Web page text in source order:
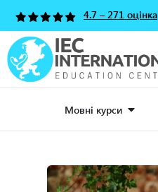
4.7 – 271 оцінка
Мовні курси